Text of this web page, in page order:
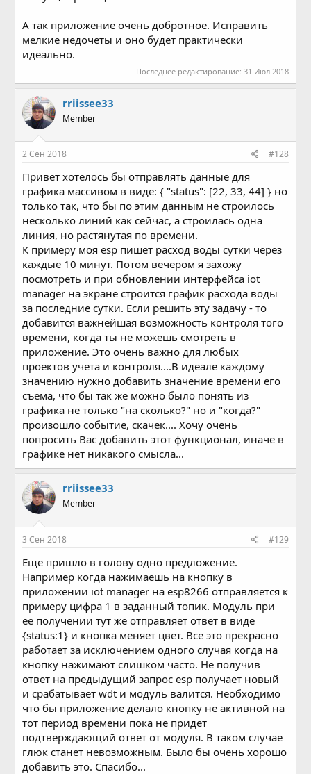
А так приложение очень добротное. Исправить
мелкие недочеты и оно будет практически
идеально.
Последнее редактирование: 31 Июл 2018
rriissee33
Member
2 Сен 2018 #128
Привет хотелось бы отправлять данные для
графика массивом в виде: { "status": [22, 33, 44] } но
только так, что бы по этим данным не строилось
несколько линий как сейчас, а строилась одна
линия, но растянутая по времени.
К примеру моя esp пишет расход воды сутки через
каждые 10 минут. Потом вечером я захожу
посмотреть и при обновлении интерфейса iot
manager на экране строится график расхода воды
за последние сутки. Если решить эту задачу - то
добавится важнейшая возможность контроля того
времени, когда ты не можешь смотреть в
приложение. Это очень важно для любых
проектов учета и контроля....В идеале каждому
значению нужно добавить значение времени его
съема, что бы так же можно было понять из
графика не только "на сколько?" но и "когда?"
произошло событие, скачек.... Хочу очень
попросить Вас добавить этот функционал, иначе в
графике нет никакого смысла...
rriissee33
Member
3 Сен 2018 #129
Еще пришло в голову одно предложение.
Например когда нажимаешь на кнопку в
приложении iot manager на esp8266 отправляется к
примеру цифра 1 в заданный топик. Модуль при
ее получении тут же отправляет ответ в виде
{status:1} и кнопка меняет цвет. Все это прекрасно
работает за исключением одного случая когда на
кнопку нажимают слишком часто. Не получив
ответ на предыдущий запрос esp получает новый
и срабатывает wdt и модуль валится. Необходимо
что бы приложение делало кнопку не активной на
тот период времени пока не придет
подтверждающий ответ от модуля. В таком случае
глюк станет невозможным. Было бы очень хорошо
добавить это. Спасибо...